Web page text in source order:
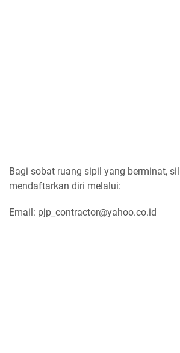
Bagi sobat ruang sipil yang berminat,
mendaftarkan diri melalui:
Email: pjp_contractor@yahoo.co.id